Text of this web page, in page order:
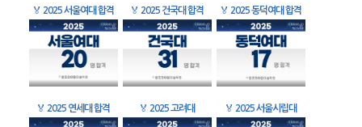
🏅 2025 서울여대 합격 🏅 2025 건국대 합격 🏅 2025 동덕여대 합격
🏅 2025 연세대 합격 🏅 2025 고려대 🏅 2025 서울시립대